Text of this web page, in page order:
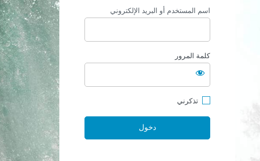
اسم المستخدم أو البريد الإلكتروني
كلمة المرور
تذكرني